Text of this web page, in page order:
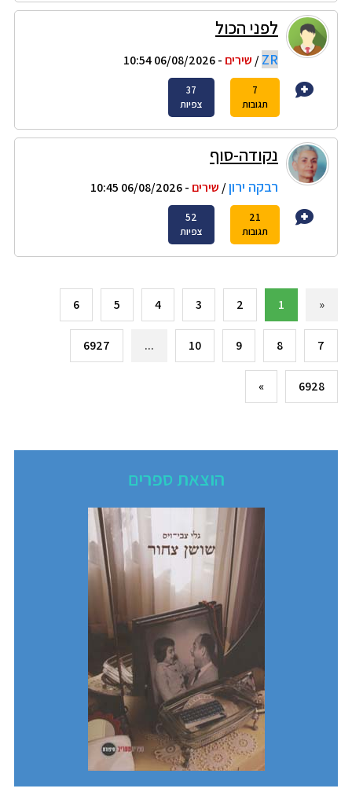
הוצאת ספרים
לפני הכול
ZR
/ שירים - 06/08/2026 10:54
7
תגובות
37
צפיות
נקודה-סוף
רבקה ירון/ שירים - 06/08/2026 10:45
21
תגובות
52
צפיות
«
1
2
3
4
5
6
7
8
9
10
...
6927
6928
»